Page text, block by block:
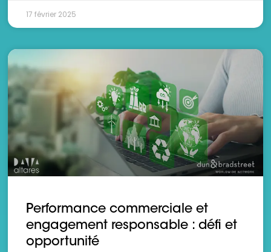
17 février 2025
Performance commerciale et
engagement responsable : défi et
opportunité